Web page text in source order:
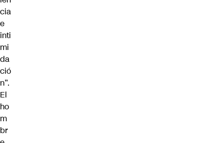
cia
e
inti
mi
da
ció
n”.
El
ho
m
br